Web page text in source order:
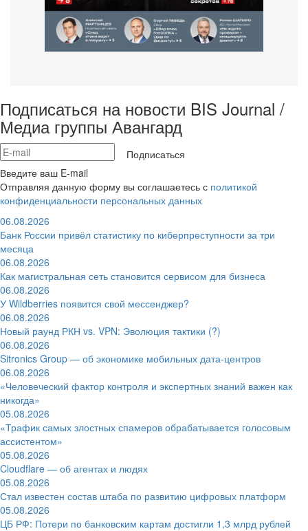
Подписаться на новости BIS Journal /
Медиа группы Авангард
Подписаться
Введите ваш E-mail
Отправляя данную форму вы соглашаетесь с политикой
конфиденциальности персональных данных
06.08.2026
Банк России привёл статистику по киберпреступности за три
месяца
06.08.2026
Как магистральная сеть становится сервисом для бизнеса
06.08.2026
У Wildberries появится свой мессенджер?
06.08.2026
Новый раунд РКН vs. VPN: Эволюция тактики (?)
06.08.2026
Sitronics Group — об экономике мобильных дата-центров
06.08.2026
«Человеческий фактор контроля и экспертных знаний важен как
никогда»
05.08.2026
«Трафик самых злостных спамеров обрабатывается голосовым
ассистентом»
05.08.2026
Cloudflare — об агентах и людях
05.08.2026
Стал известен состав штаба по развитию цифровых платформ
05.08.2026
ЦБ РФ: Потери по банковским картам достигли 1,3 млрд рублей